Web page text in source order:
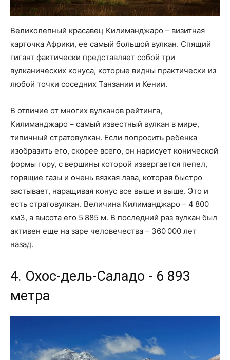
Великолепный красавец Килиманджаро – визитная
карточка Африки, ее самый большой вулкан. Спящий
гигант фактически представляет собой три
вулканических конуса, которые видны практически из
любой точки соседних Танзании и Кении.
В отличие от многих вулканов рейтинга,
Килиманджаро – самый известный вулкан в мире,
типичный стратовулкан. Если попросить ребенка
изобразить его, скорее всего, он нарисует конической
формы гору, с вершины которой извергается пепел,
горящие газы и очень вязкая лава, которая быстро
застывает, наращивая конус все выше и выше. Это и
есть стратовулкан. Величина Килиманджаро – 4 800
км3, а высота его 5 885 м. В последний раз вулкан был
активен еще на заре человечества – 360 000 лет
назад.
4. Охос-дель-Саладо - 6 893
метра